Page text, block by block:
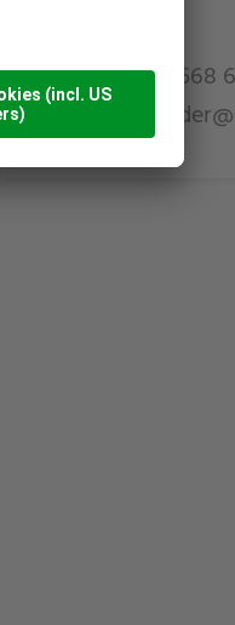
+49 (0)151 6568